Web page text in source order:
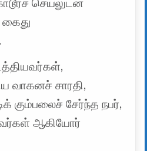
செயலுடன்
கைது
வாகனச் சாரதி,
கும்பலைச் சேர்ந்த நபர்,
ஆகியோர்